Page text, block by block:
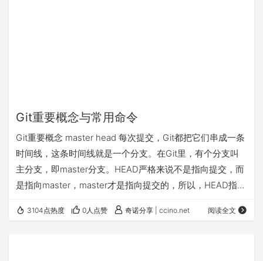
Git重要概念与常用命令
Git重要概念 master head 每次提交，Git都把它们串成一条
时间线，这条时间线就是一个分支。在Git里，有个分支叫
主分支，即master分支。HEAD严格来说不是指向提交，而
是指向master，master才是指向提交的，所以，HEAD指向
Git用master指向最新的提交，再用HEAD指向master，就
3104点热度 0人点赞 奇诺分享 | ccino.net 阅读全文